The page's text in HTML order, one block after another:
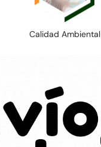
Calidad Ambiental